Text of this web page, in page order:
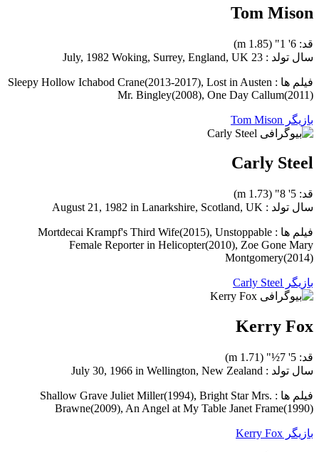
Tom Mison
قد: 6' 1" (1.85 m)
سال تولد : 23 July, 1982 Woking, Surrey, England, UK
فیلم ها : Sleepy Hollow Ichabod Crane(2013-2017), Lost in Austen
Mr. Bingley(2008), One Day Callum(2011)
بازیگر Tom Mison
Carly Steel
قد: 5' 8" (1.73 m)
سال تولد : August 21, 1982 in Lanarkshire, Scotland, UK
فیلم ها : Mortdecai Krampf's Third Wife(2015), Unstoppable
Female Reporter in Helicopter(2010), Zoe Gone Mary
Montgomery(2014)
بازیگر Carly Steel
Kerry Fox
قد: 5' 7½" (1.71 m)
سال تولد : July 30, 1966 in Wellington, New Zealand
فیلم ها : Shallow Grave Juliet Miller(1994), Bright Star Mrs.
Brawne(2009), An Angel at My Table Janet Frame(1990)
بازیگر Kerry Fox